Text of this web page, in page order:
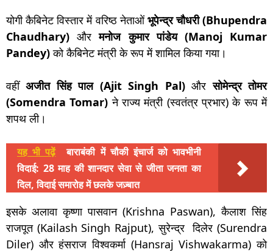
योगी कैबिनेट विस्तार में वरिष्ठ नेताओंभूपेन्द्र चौधरी (Bhupendra
Chaudhary) औरमनोज कुमार पांडेय (Manoj Kumar
Pandey)को कैबिनेट मंत्री के रूप में शामिल किया गया।
वहींअजीत सिंह पाल (Ajit Singh Pal)औरसोमेन्द्र तोमर
(Somendra Tomar) ने राज्य मंत्री (स्वतंत्र प्रभार) के रूप में
शपथ ली।
यह भी पढ़ें
बाराबंकी में चौकी इंचार्ज को भावभीनी
विदाई: 28 माह की शानदार सेवा से जीता जनता का
दिल, विदाई समारोह में छलके जज़्बात
इसके अलावा कृष्णा पासवान (Krishna Paswan), कैलाश सिंह
राजपूत (Kailash Singh Rajput), सुरेन्द्र दिलेर (Surendra
Diler) और हंसराज विश्वकर्मा (Hansraj Vishwakarma) को